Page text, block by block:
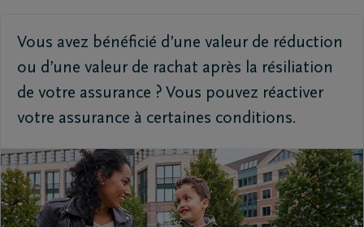
Vous avez bénéficié d’une valeur de réduction
ou d’une valeur de rachat après la résiliation
de votre assurance ? Vous pouvez réactiver
votre assurance à certaines conditions.